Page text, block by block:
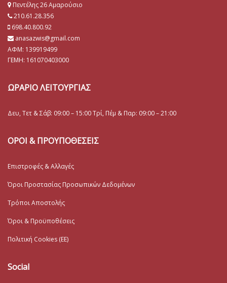
Πεντέλης 26 Αμαρούσιο
210.61.28.356
698.40.800.92
anasazwis@gmail.com
ΑΦΜ: 139919499
ΓΕΜΗ: 161070403000
ΩΡΑΡΙΟ ΛΕΙΤΟΥΡΓΙΑΣ
Δευ, Τετ & Σάβ: 09:00 – 15:00 Τρί, Πέμ & Παρ: 09:00 – 21:00
ΟΡΟΙ & ΠΡΟΥΠΟΘΕΣΕΙΣ
Επιστροφές & Αλλαγές
Όροι Προστασίας Προσωπικών Δεδομένων
Τρόποι Αποστολής
Όροι & Προϋποθέσεις
Πολιτική Cookies (ΕΕ)
Social